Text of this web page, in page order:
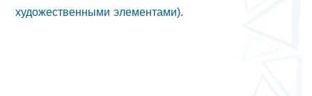
художественными элементами).